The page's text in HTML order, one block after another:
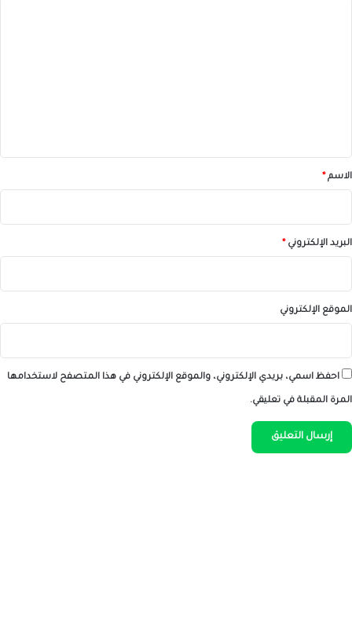
*الاسم *
البريد الإلكتروني *
الموقع الإلكتروني
احفظ اسمي، بريدي الإلكتروني، والموقع الإلكتروني في هذا المتصفح لاستخدامها
المرة المقبلة في تعليقي.